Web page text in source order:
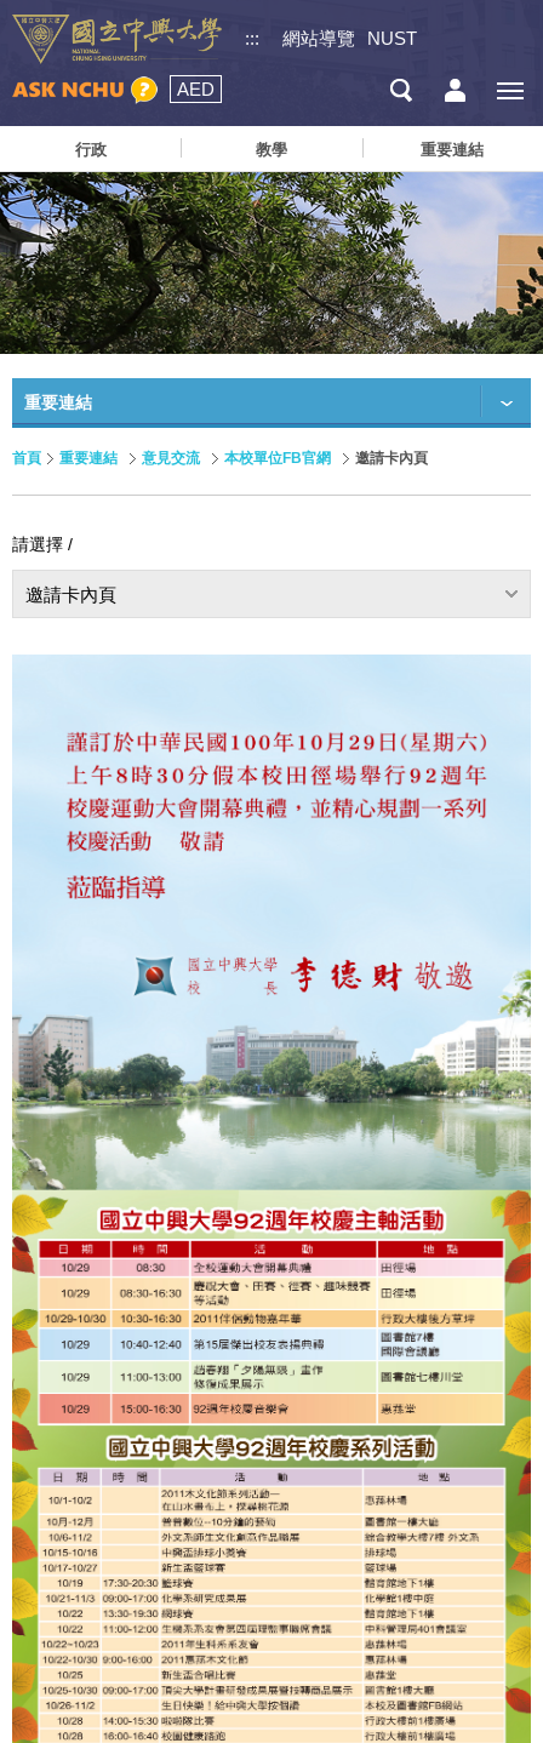
::: 網站導覽 NUST
AED
行政 教學 重要連結
重要連結
首頁 重要連結 意見交流 本校單位FB官網 邀請卡內頁
請選擇 /
邀請卡內頁